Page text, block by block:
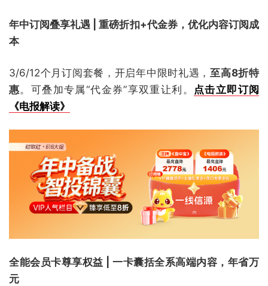
年中订阅叠享礼遇 | 重磅折扣+代金券，优化内容订阅成
本
3/6/12个月订阅套餐，开启年中限时礼遇，至高8折特
惠。可叠加专属“代金券”享双重让利。 点击立即订阅
《电报解读》
全能会员卡尊享权益 | 一卡囊括全系高端内容，年省万
元